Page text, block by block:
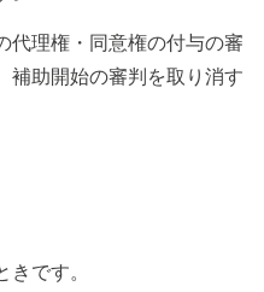
代理権・同意権の付与の審
補助開始の審判を取り消す
です。